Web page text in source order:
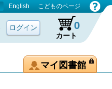
English こどものページ
カート
0
マイ図書館